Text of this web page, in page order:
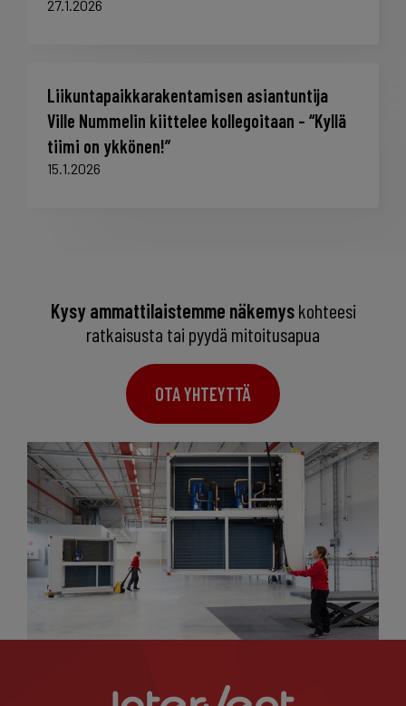
27.1.2026
Liikuntapaikkarakentamisen asiantuntija
Ville Nummelin kiittelee kollegoitaan – “Kyllä
tiimi on ykkönen!”
15.1.2026
Kysy ammattilaistemme näkemyskohteesi
ratkaisusta tai pyydä mitoitusapua
OTA YHTEYTTÄ